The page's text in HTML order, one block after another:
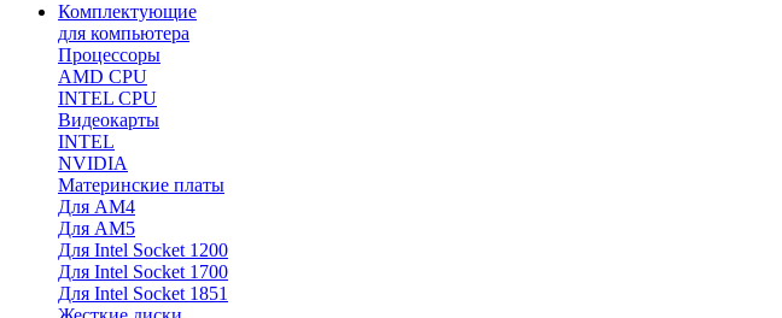
Комплектующие
для компьютера
Процессоры
AMD CPU
INTEL CPU
Видеокарты
INTEL
NVIDIA
Материнские платы
Для AM4
Для AM5
Для Intel Socket 1200
Для Intel Socket 1700
Для Intel Socket 1851